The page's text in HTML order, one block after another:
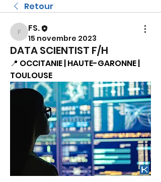
Retour
FS.
FS.
15 novembre 2023
DATA SCIENTIST F/H
📍 OCCITANIE | HAUTE-GARONNE |
TOULOUSE